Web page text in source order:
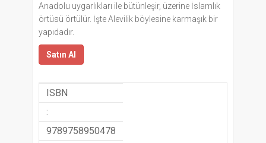
Anadolu uygarlıkları ile bütünleşir, üzerine İslamlık
örtüsü örtülür. İşte Alevilik böylesine karmaşık bir
yapıdadır.
Satın Al
ISBN
:
9789758950478